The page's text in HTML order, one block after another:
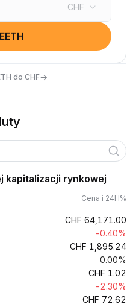
CHF
do CHF→
kapitalizacji rynkowej
Cena i 24H%
CHF 64,171.00
-0.40%
CHF 1,895.24
0.00%
CHF 1.02
-2.30%
CHF 72.62